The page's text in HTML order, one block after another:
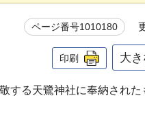
ページ番号1010180 更
印刷 大
する天鷺神社に奉納された